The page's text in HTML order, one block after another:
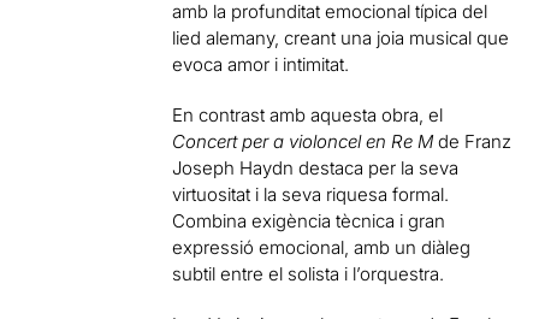
amb la profunditat emocional típica del
lied alemany, creant una joia musical que
evoca amor i intimitat.
En contrast amb aquesta obra, el
Concert per a violoncel en Re M de Franz
Joseph Haydn destaca per la seva
virtuositat i la seva riquesa formal.
Combina exigència tècnica i gran
expressió emocional, amb un diàleg
subtil entre el solista i l’orquestra.